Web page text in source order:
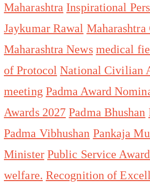
Maharashtra Inspirational
Jaykumar Rawal
Maharashtra News medical
of Protocol National Civilian
meeting Padma Award
Awards 2027 Padma Bhushan
Padma Vibhushan Pankaja
Minister Public Service
welfare. Recognition of